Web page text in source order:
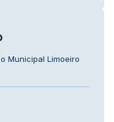
Municipal Limoeiro